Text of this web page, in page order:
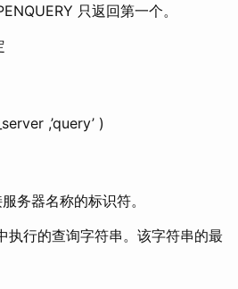
只返回第一个。
,’query’ )
务器名称的标识符。
执行的查询字符串。该字符串的最